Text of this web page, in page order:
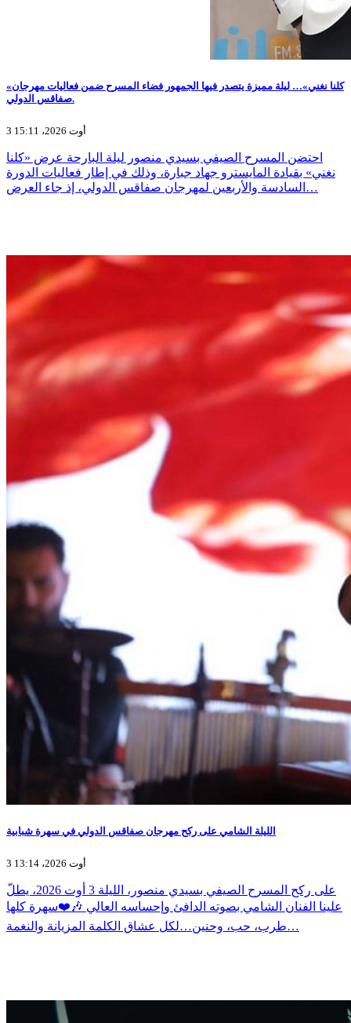
«كلنا نغني»… ليلة مميزة يتصدر فيها الجمهور فضاء المسرح ضمن فعاليات مهرجان
صفاقس الدولي.
3 أوت 2026، 15:11
احتضن المسرح الصيفي بسيدي منصور ليلة البارحة عرض «كلنا
نغني» بقيادة المايسترو جهاد جبارة، وذلك في إطار فعاليات الدورة
السادسة والأربعين لمهرجان صفاقس الدولي، إذ جاء العرض…
الليلة الشامي على ركح مهرجان صفاقس الدولي في سهرة شبابية
3 أوت 2026، 13:14
على ركح المسرح الصيفي بسيدي منصور، الليلة 3 أوت 2026، يطلّ
علينا الفنان الشامي بصوته الدافئ وإحساسه العالي 🎶❤️سهرة كلها
طرب، حب، وحنين…لكل عشاق الكلمة المزيانة والنغمة…